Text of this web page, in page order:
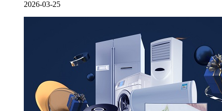
2026-03-25